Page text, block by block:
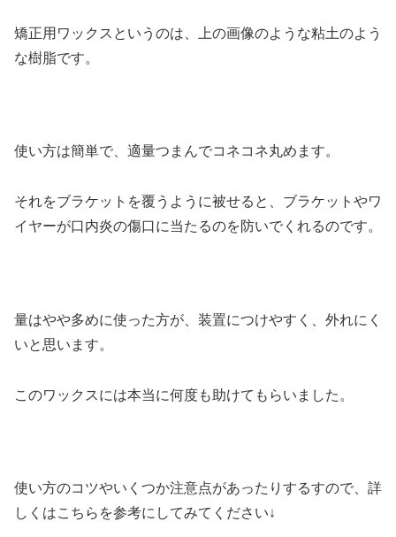
矯正用ワックスというのは、上の画像のような粘土のよう
な樹脂です。
使い方は簡単で、適量つまんでコネコネ丸めます。
それをブラケットを覆うように被せると、ブラケットやワ
イヤーが口内炎の傷口に当たるのを防いでくれるのです。
量はやや多めに使った方が、装置につけやすく、外れにく
いと思います。
このワックスには本当に何度も助けてもらいました。
使い方のコツやいくつか注意点があったりするすので、詳
しくはこちらを参考にしてみてください↓